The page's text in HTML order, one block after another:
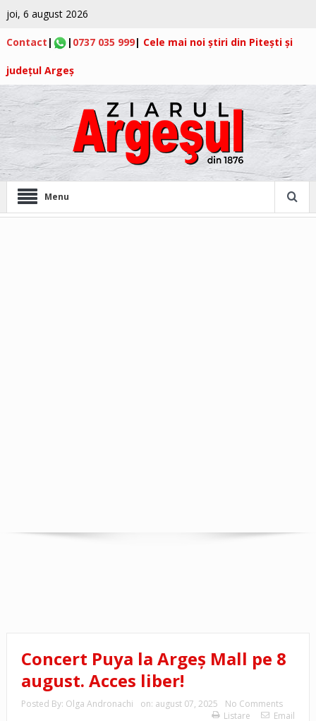
joi, 6 august 2026
Contact | | 0737 035 999| Cele mai noi știri din Pitești și
județul Argeș
Menu
Concert Puya la Argeș Mall pe 8
august. Acces liber!
Posted By: Olga Andronachi on: august 07, 2025
No Comments
Listare
Email